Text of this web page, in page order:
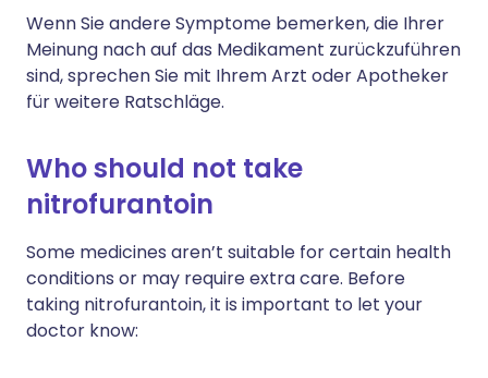
Wenn Sie andere Symptome bemerken, die Ihrer
Meinung nach auf das Medikament zurückzuführen
sind, sprechen Sie mit Ihrem Arzt oder Apotheker
für weitere Ratschläge.
Who should not take
nitrofurantoin
Some medicines aren’t suitable for certain health
conditions or may require extra care. Before
taking nitrofurantoin, it is important to let your
doctor know: